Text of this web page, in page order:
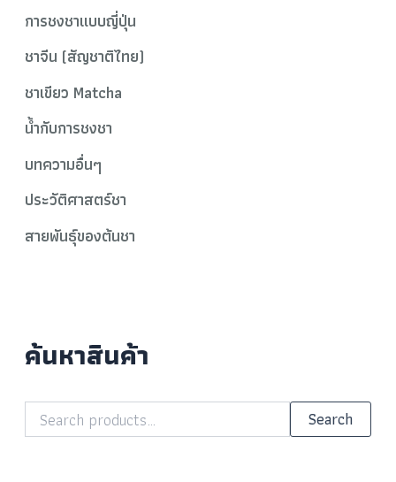
การชงชาแบบญี่ปุ่น
ชาจีน (สัญชาติไทย)
ชาเขียว Matcha
น้ำกับการชงชา
บทความอื่นๆ
ประวัติศาสตร์ชา
สายพันธุ์ของต้นชา
ค้นหาสินค้า
Search